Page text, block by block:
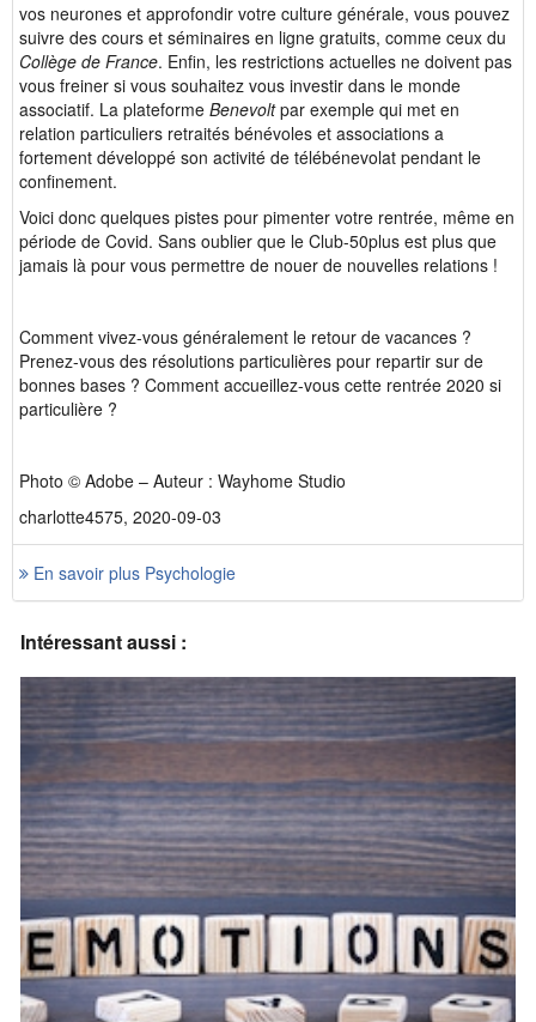
vos neurones et approfondir votre culture générale, vous pouvez
suivre des cours et séminaires en ligne gratuits, comme ceux du
Collège de France. Enfin, les restrictions actuelles ne doivent pas
vous freiner si vous souhaitez vous investir dans le monde
associatif. La plateforme Benevoltpar exemple qui met en
relation particuliers retraités bénévoles et associations a
fortement développé son activité de télébénevolat pendant le
confinement.
Voici donc quelques pistes pour pimenter votre rentrée, même en
période de Covid. Sans oublier que le Club-50plus est plus que
jamais là pour vous permettre de nouer de nouvelles relations !
Comment vivez-vous généralement le retour de vacances ?
Prenez-vous des résolutions particulières pour repartir sur de
bonnes bases ? Comment accueillez-vous cette rentrée 2020 si
particulière ?
Photo © Adobe – Auteur : Wayhome Studio
charlotte4575, 2020-09-03
En savoir plus Psychologie
Intéressant aussi :